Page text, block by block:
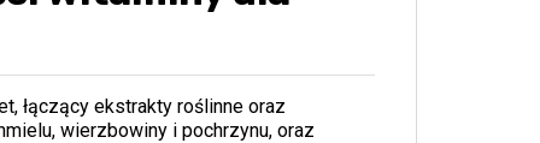
łączący ekstrakty roślinne oraz
wierzbowiny i pochrzynu, oraz